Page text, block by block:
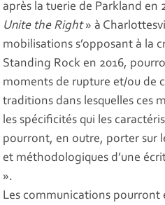
après la tuerie de Parkland en
Unite the Right» à
mobilisations s’opposant à la
Standing Rock en 2016,
moments de rupture et/ou de
traditions dans lesquelles ces
les spécificités qui les
pourront, en outre, porter sur
et méthodologiques d’une
».
Les communications